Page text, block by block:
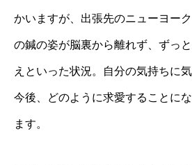
かいますが、出張先のニューヨー
の鍼の姿が脳裏から離れず、ずっ
えといった状況。自分の気持ちに
今後、どのように求愛することに
ます。